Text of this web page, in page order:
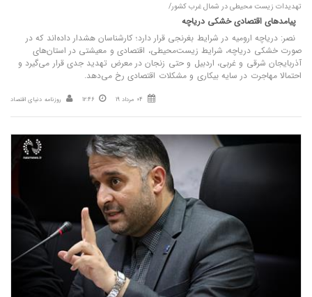
تهدیدات زیست محیطی در شمال غرب کشور/
پیامدهای اقتصادی خشکی دریاچه
نصر: دریاچه ارومیه در شرایط بغرنجی قرار دارد؛ کارشناسان هشدار داده‌اند که در
صورت خشکی دریاچه، شرایط زیست‌محیطی، اقتصادی و معیشتی در استان‌های
آذربایجان شرقی و غربی، اردبیل و حتی زنجان در معرض تهدید جدی قرار می‌گیرد و
احتمالا مهاجرت در سایه بیکاری و مشکلات اقتصادی رخ می‌دهد.
04 مرداد 19 12:46 روزنامه دنیای اقتصاد